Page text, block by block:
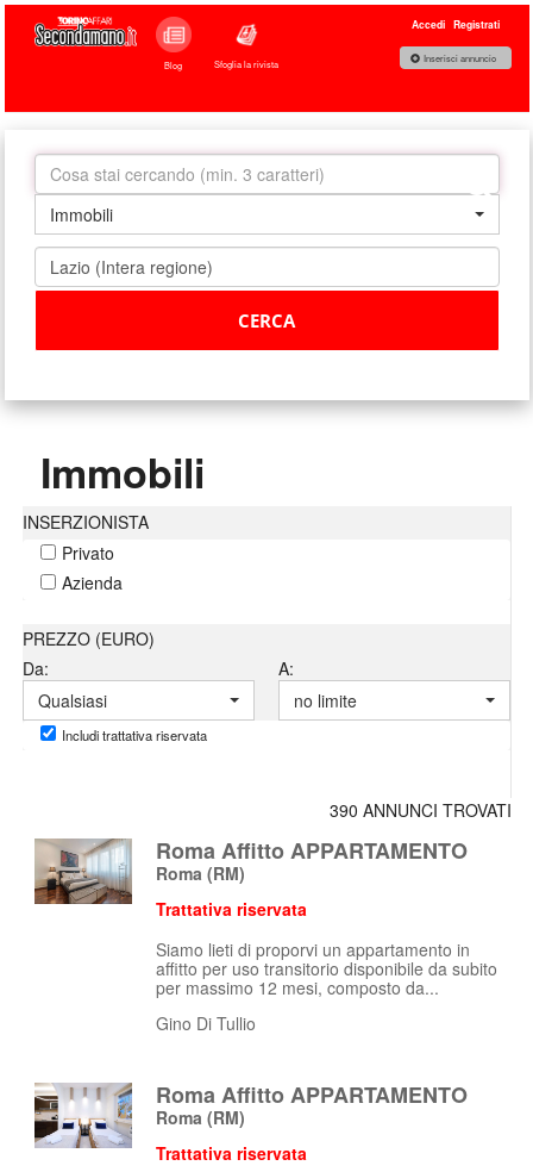
Blog Sfoglia la rivista
Accedi Registrati
Inserisci annuncio
Immobili
Immobili
INSERZIONISTA
Privato
Azienda
PREZZO (EURO)
Da:
A:
Qualsiasi
no limite
Includi trattativa riservata
390 ANNUNCI TROVATI
Roma Affitto APPARTAMENTO
Roma (RM)
Trattativa riservata
Siamo lieti di proporvi un appartamento in
affitto per uso transitorio disponibile da subito
per massimo 12 mesi, composto da...
Gino Di Tullio
Roma Affitto APPARTAMENTO
Roma (RM)
Trattativa riservata